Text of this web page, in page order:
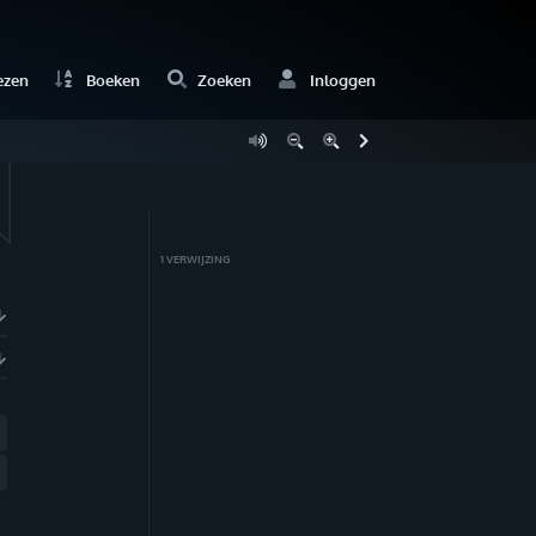
Boeken Zoeken Inloggen
1VERWIJZING